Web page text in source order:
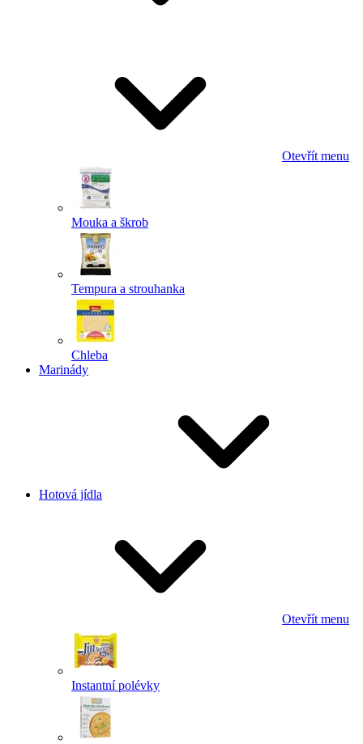
Otevřít menu
Mouka a škrob
Tempura a strouhanka
Chleba
Marinády
Hotová jídla
Otevřít menu
Instantní polévky
Powered by chaterimo